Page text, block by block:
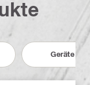
Geräte